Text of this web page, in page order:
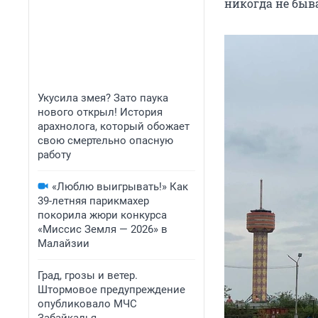
Укусила змея? Зато паука
нового открыл! История
арахнолога, который обожает
свою смертельно опасную
работу
«Люблю выигрывать!» Как
39-летняя парикмахер
покорила жюри конкурса
«Миссис Земля — 2026» в
Малайзии
Град, грозы и ветер.
Штормовое предупреждение
опубликовало МЧС
никогда не